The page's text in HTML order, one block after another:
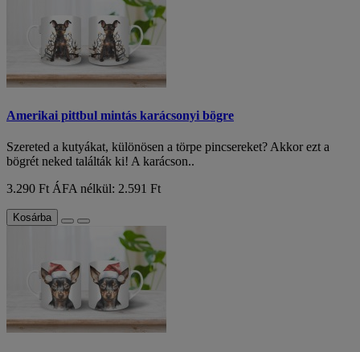
Amerikai pittbul mintás karácsonyi bögre
Szereted a kutyákat, különösen a törpe pincsereket? Akkor ezt a
bögrét neked találták ki! A karácson..
3.290 Ft ÁFA nélkül: 2.591 Ft
Kosárba